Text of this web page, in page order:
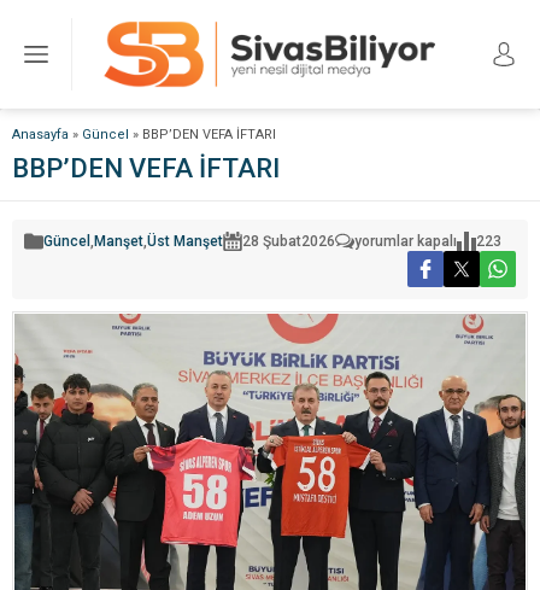
Anasayfa » Güncel » BBP’DEN VEFA İFTARI
BBP’DEN VEFA İFTARI
Güncel , Manşet,Üst Manşet 28 Şubat2026
BBP’DEN
yorumlar kapalı 223